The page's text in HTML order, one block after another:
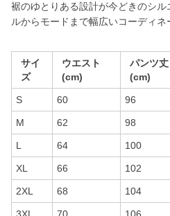
裾のゆとりある設計が今どきのシ
ルからモードまで幅広いコーディネ
サイ
ズ
ウエスト
(cm)
パンツ丈
(cm)
S 60 96
M 62 98
L 64 100
XL 66 102
2XL 68 104